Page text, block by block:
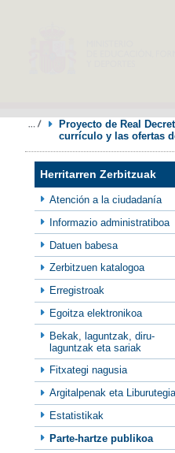
Proyecto de Real
currículo y las ofertas
Herritarren Zerbitzuak
Atención a la ciudadanía
Informazio administratiboa
Datuen babesa
Zerbitzuen katalogoa
Erregistroak
Egoitza elektronikoa
Bekak, laguntzak, diru-
laguntzak eta sariak
Fitxategi nagusia
Argitalpenak eta
Estatistikak
Parte-hartze publikoa